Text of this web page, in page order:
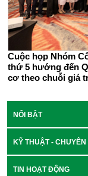
Cuộc họp Nhóm
thứ 5 hướng đến
cơ theo chuỗi giá
NỔI BẬT
KỸ THUẬT - CHUYÊN
TIN HOẠT ĐỘNG